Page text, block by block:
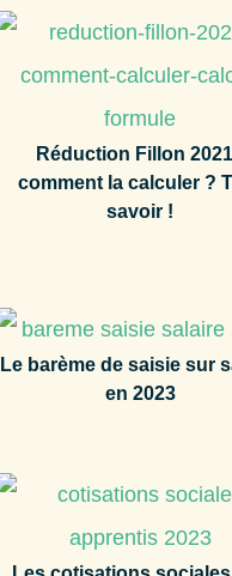
Réduction Fillon
comment la calculer ?
savoir !
Le barème de saisie sur
en 2023